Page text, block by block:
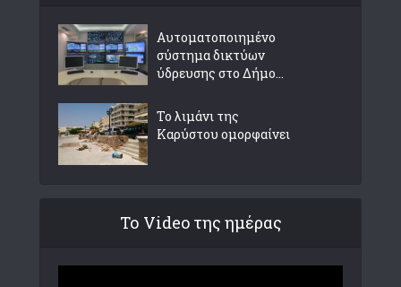
Αυτοματοποιημένο
σύστημα δικτύων
ύδρευσης στο Δήμο...
Το λιμάνι της
Καρύστου ομορφαίνει
Το Video της ημέρας